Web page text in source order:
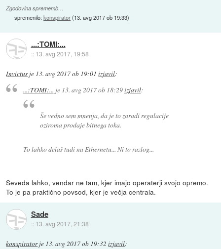
Zgodovina sprememb…
spremenilo:konspirator(13. avg 2017 ob 19:33)
...:TOMI:...
:: 13. avg 2017, 19:58
Invictus je 13. avg 2017 ob 19:01 izjavil:
...:TOMI:... je 13. avg 2017 ob 18:29izjavil:
Še vedno sem mnenja, da je to zaradi regulacije
oziroma prodaje bitnega toka.
To lahko delaš tudi na Ethernetu... Ni to razlog...
Seveda lahko, vendar ne tam, kjer imajo operaterji svojo opremo.
To je pa praktično povsod, kjer je večja centrala.
Sade
:: 13. avg 2017, 21:38
konspiratorje 13. avg 2017 ob 19:32 izjavil: